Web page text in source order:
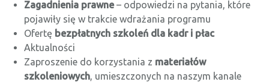
Zagadnienia prawne – odpowiedzi na pytania, które
pojawiły się w trakcie wdrażania programu
Ofertę bezpłatnych szkoleń dla kadr i płac
Aktualności
Zaproszenie do korzystania z materiałów
szkoleniowych, umieszczonych na naszym kanale